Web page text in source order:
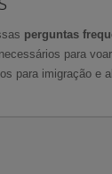
perguntas
para
para imigração e